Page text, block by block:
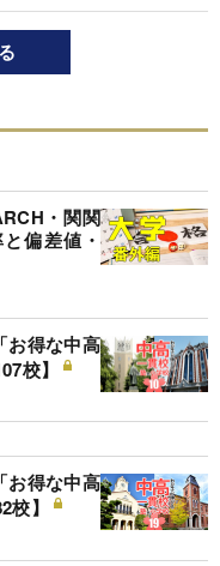
・関関
偏差値・
お得な中高
校】
お得な中高
】